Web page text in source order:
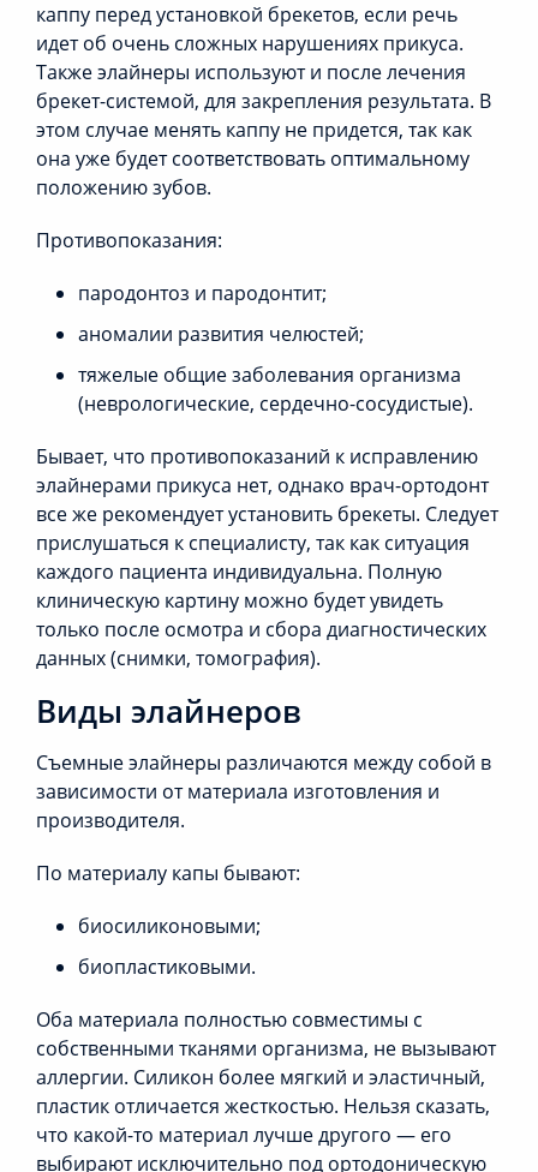
каппу перед установкой брекетов, если речь
идет об очень сложных нарушениях прикуса.
Также элайнеры используют и после лечения
брекет-системой, для закрепления результата. В
этом случае менять каппу не придется, так как
она уже будет соответствовать оптимальному
положению зубов.
Противопоказания:
пародонтоз и пародонтит;
аномалии развития челюстей;
тяжелые общие заболевания организма
(неврологические, сердечно-сосудистые).
Бывает, что противопоказаний к исправлению
элайнерами прикуса нет, однако врач-ортодонт
все же рекомендует установить брекеты. Следует
прислушаться к специалисту, так как ситуация
каждого пациента индивидуальна. Полную
клиническую картину можно будет увидеть
только после осмотра и сбора диагностических
данных (снимки, томография).
Виды элайнеров
Съемные элайнеры различаются между собой в
зависимости от материала изготовления и
производителя.
По материалу капы бывают:
биосиликоновыми;
биопластиковыми.
Оба материала полностью совместимы с
собственными тканями организма, не вызывают
аллергии. Силикон более мягкий и эластичный,
пластик отличается жесткостью. Нельзя сказать,
что какой-то материал лучше другого — его
выбирают исключительно под ортодоническую